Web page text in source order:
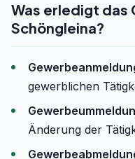
Was erledigt das
Schöngleina?
gewerblichen
Änderung der